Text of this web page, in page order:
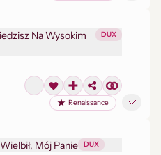
Na Wysokim
DUX
Renaissance
Mój Panie DUX